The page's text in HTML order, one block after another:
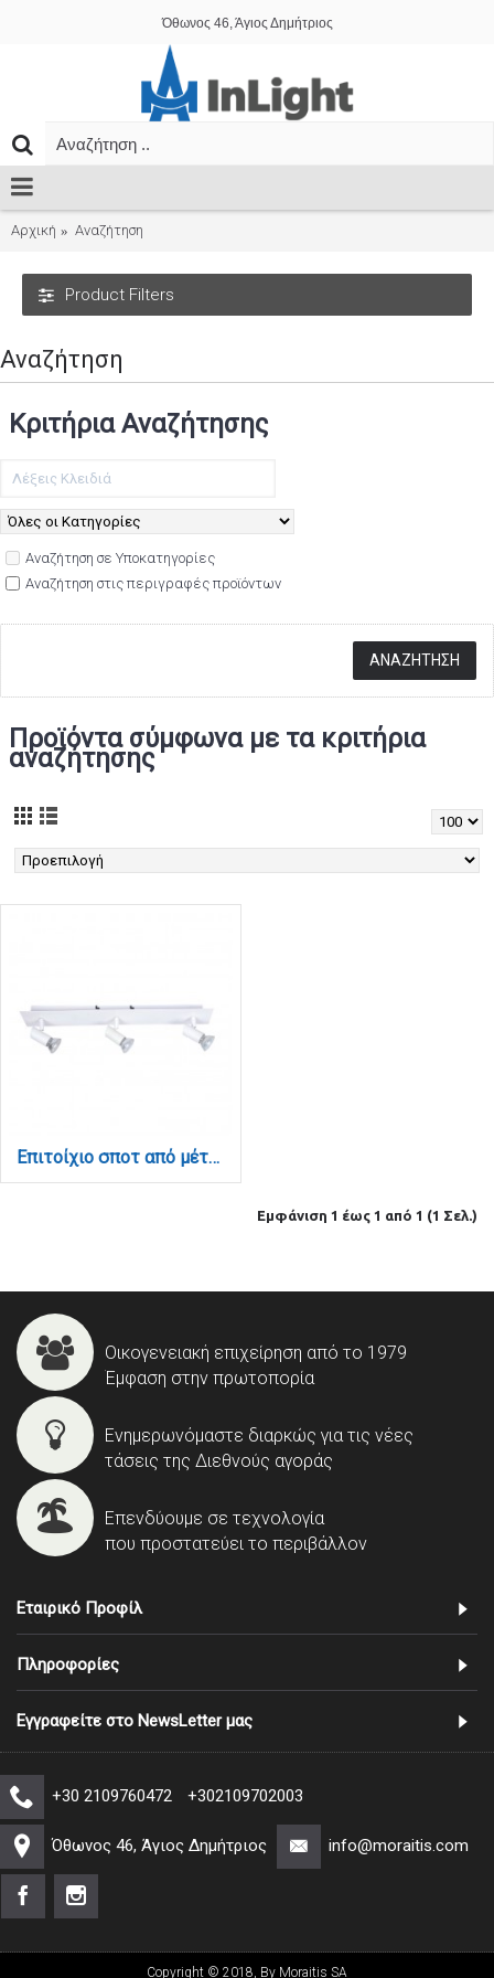
Όθωνος 46, Άγιος Δημήτριος
Αρχική Αναζήτηση
Product Filters
Αναζήτηση
Κριτήρια Αναζήτησης
Αναζήτηση σε Υποκατηγορίες
Αναζήτηση στις περιγραφές προϊόντων
Προϊόντα σύμφωνα με τα κριτήρια
αναζήτησης
Επιτοίχιο σποτ από μέταλλο σε λευκή απόχρωση 3XGU10 D:32cm (9078-3Φ-Λευκό)
Εμφάνιση 1 έως 1 από 1 (1 Σελ.)
Οικογενειακή επιχείρηση από το 1979
Έμφαση στην πρωτοπορία
Ενημερωνόμαστε διαρκώς για τις νέες
τάσεις της Διεθνούς αγοράς
Επενδύουμε σε τεχνολογία
που προστατεύει το περιβάλλον
Εταιρικό Προφίλ
Πληροφορίες
Εγγραφείτε στο NewsLetter μας
+30 2109760472 +302109702003
Όθωνος 46, Άγιος Δημήτριος info@moraitis.com
Copyright © 2018, By Moraitis SA